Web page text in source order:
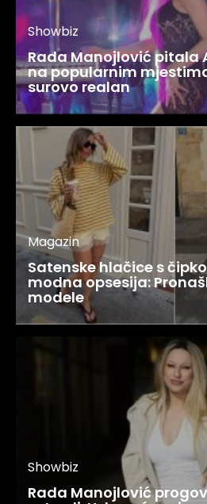
Showbiz
Rada Manojlović pitala
na popularnim
surovo realan
Magazin
Satenske hlačice s
modna opsesija:
modele
Showbiz
Rada Manojlović